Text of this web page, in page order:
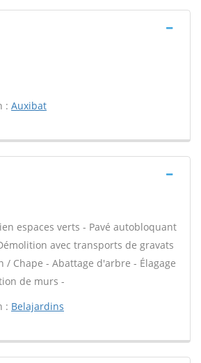
: Auxibat
espaces verts - Pavé autobloquant
avec transports de gravats
/ Chape - Abattage d'arbre - Élagage
de murs -
: Belajardins